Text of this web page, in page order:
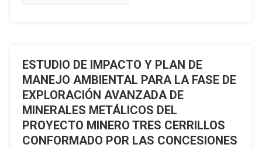
INFORMATIVA
Campo
Siccha,
Localizado
En
El
Bloque
10,
ESTUDIO DE IMPACTO Y PLAN DE
MANEJO AMBIENTAL PARA LA FASE DE
EXPLORACIÓN AVANZADA DE
MINERALES METÁLICOS DEL
PROYECTO MINERO TRES CERRILLOS
CONFORMADO POR LAS CONCESIONES